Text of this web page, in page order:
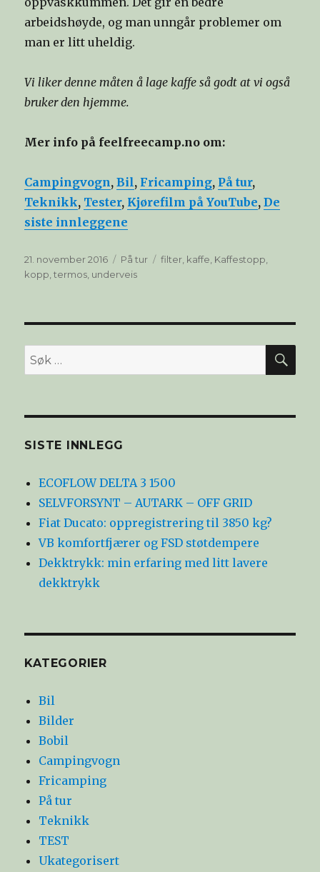
arbeidshøyde, og man unngår problemer om
man er litt uheldig.
Vi liker denne måten å lage kaffe så godt at vi også
bruker den hjemme.
Mer info på feelfreecamp.no om:
Campingvogn,Bil, Fricamping, På tur,
Teknikk, Tester, Kjørefilm på YouTube,De
siste innleggene
Publisert
21. november 2016 Kategorier
På tur Stikkord
filter kaffe Kaffestopp
kopp ,termos underveis
Søk
etter:
SISTE INNLEGG
ECOFLOW DELTA 3 1500
SELVFORSYNT – AUTARK – OFF GRID
Fiat Ducato: oppregistrering til 3850 kg?
VB komfortfjærer og FSD støtdempere
Dekktrykk: min erfaring med litt lavere
dekktrykk
KATEGORIER
Bil
Bilder
Bobil
Campingvogn
Fricamping
På tur
Teknikk
TEST
Ukategorisert